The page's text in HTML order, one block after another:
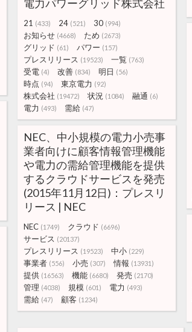
電力パワーグリッド株式会社
21 (433) 24 (521) 30 (994)
お知らせ (4668) ため (2673)
グリッド (61) パワー (157)
プレスリリース (19523) 一覧 (763)
受電 (4) 改善 (834) 明日 (56)
時点 (94) 東京電力 (92)
株式会社 (19472) 状況 (1084) 融通 (6)
電力 (493) 需給 (47)
NEC、中小規模の電力小売事
業者向けに顧客情報管理機能
や電力の需給管理機能を提供
するクラウドサービスを発売
(2015年11月12日)：プレスリ
リース | NEC
NEC (1749) クラウド (6696)
サービス (20137)
プレスリリース (19523) 中小 (229)
事業者 (556) 小売 (307) 情報 (13931)
提供 (16563) 機能 (6680) 発売 (2170)
管理 (4038) 規模 (601) 電力 (493)
需給 (47) 顧客 (1234)